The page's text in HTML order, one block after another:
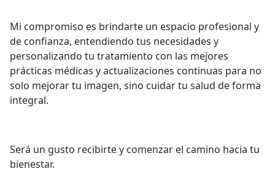
Mi compromiso es brindarte un espacio profesional y
de confianza, entendiendo tus necesidades y
personalizando tu tratamiento con las mejores
prácticas médicas y actualizaciones continuas para no
solo mejorar tu imagen, sino cuidar tu salud de forma
integral.
Será un gusto recibirte y comenzar el camino hacia tu
bienestar.